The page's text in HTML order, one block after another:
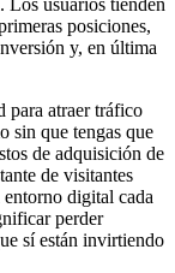
posiciones,
y, en última
para atraer tráfico
sin que tengas que
de adquisición de
de visitantes
digital cada
perder
sí están invirtiendo